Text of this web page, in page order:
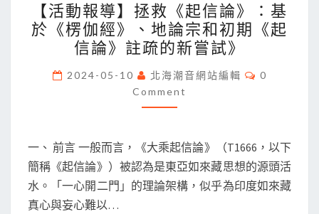
動
報
導】
拯
救
《起
論》：
基
於
【活動報導】拯救《起信論》：基
於《楞伽經》、地論宗和初期《起
信論》註疏的新嘗試》
2024-05-10 北海潮音網站編輯 Comments
0
Comment
一、 前言 一般而言，《大乘起信論》（T1666，以下
簡稱《起信論》）被認為是東亞如來藏思想的源頭活
水。「一心開二門」的理論架構，似乎為印度如來藏
真心與妄心難以…